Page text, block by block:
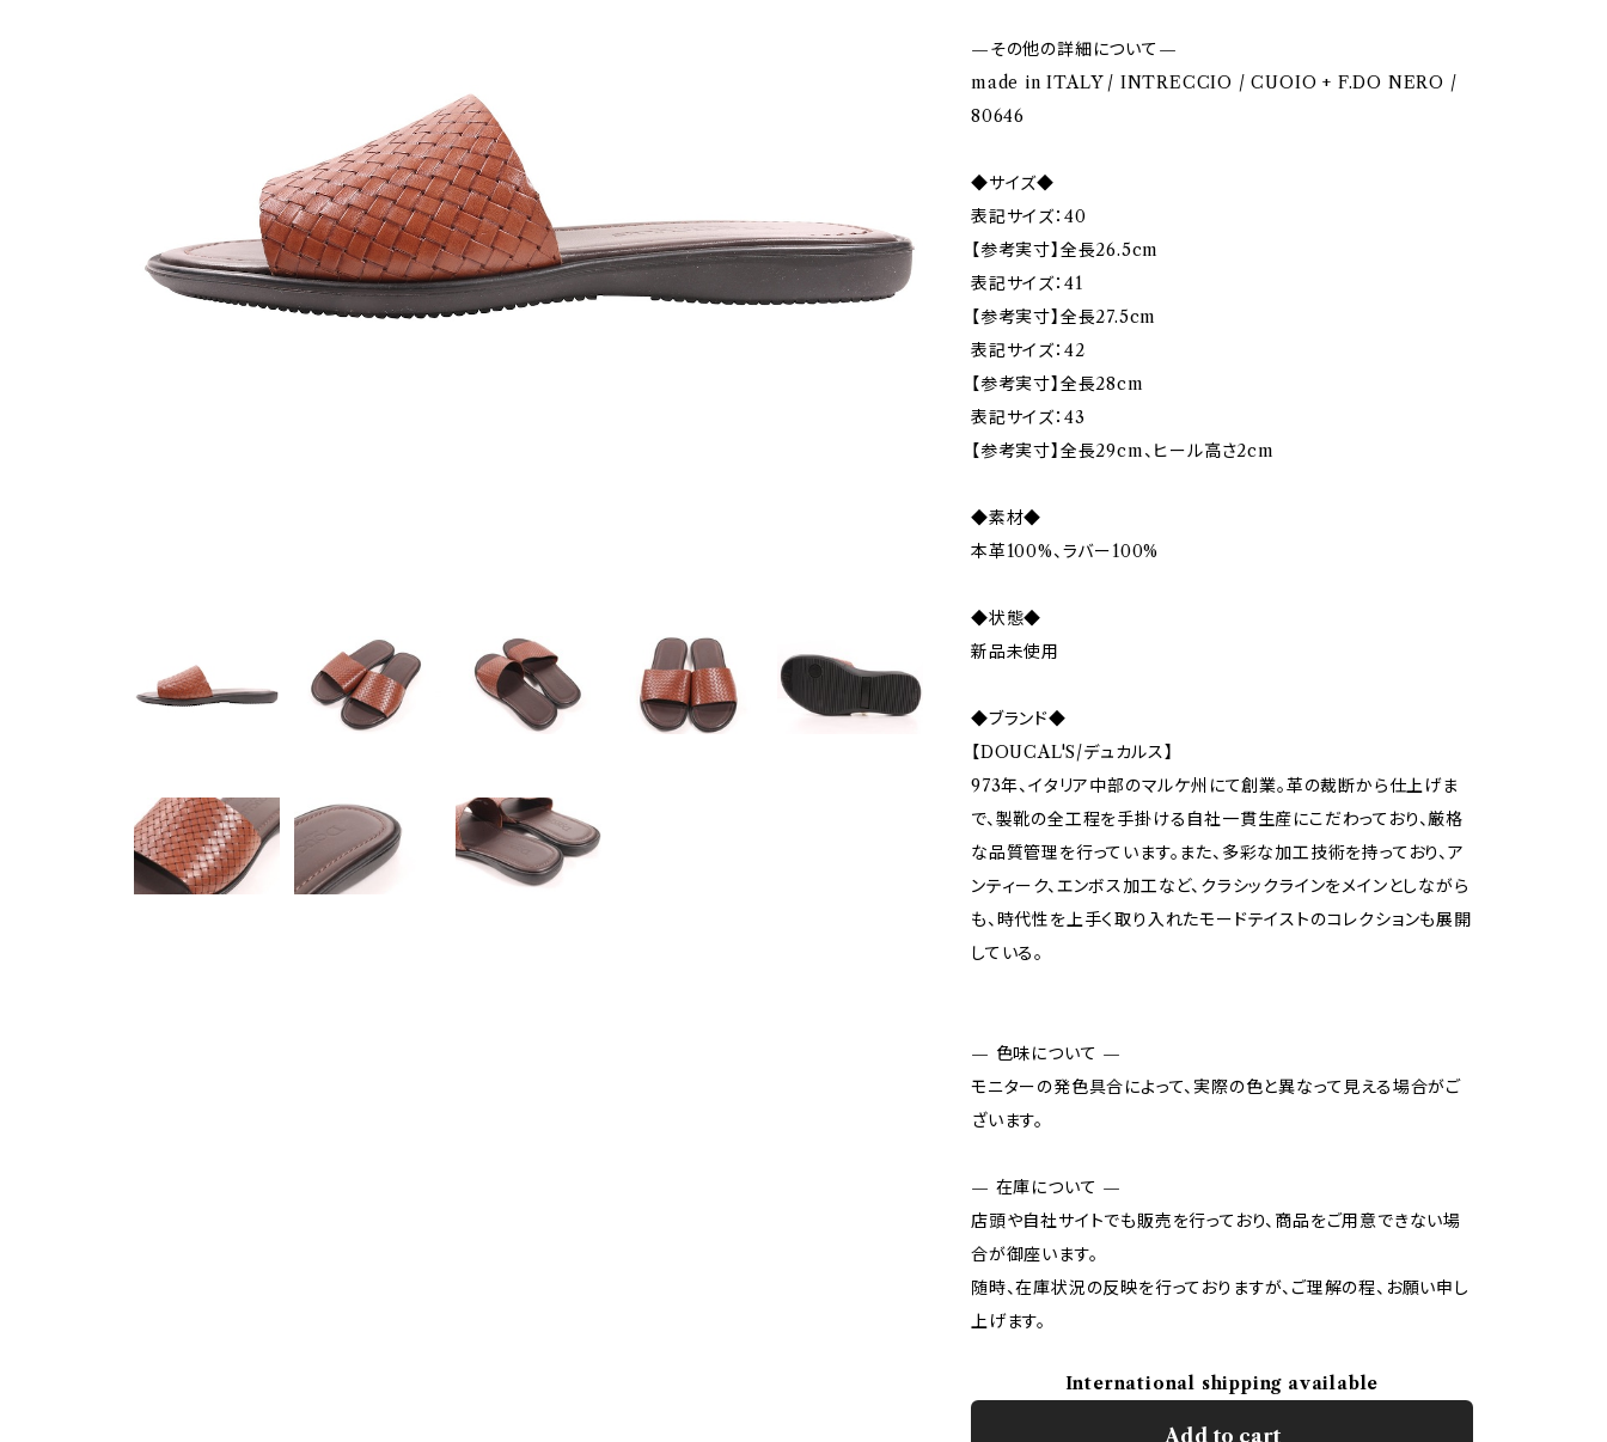
—その他の詳細について—
made in ITALY / INTRECCIO / CUOIO + F.DO NERO /
80646
◆サイズ◆
表記サイズ：40
【参考実寸】全長26.5cm
表記サイズ：41
【参考実寸】全長27.5cm
表記サイズ：42
【参考実寸】全長28cm
表記サイズ：43
【参考実寸】全長29cm、ヒール高さ2cm
◆素材◆
本革100%、ラバー100%
◆状態◆
新品未使用
◆ブランド◆
【DOUCAL'S/デュカルス】
973年、イタリア中部のマルケ州にて創業。革の裁断から仕上げま
で、製靴の全工程を手掛ける自社一貫生産にこだわっており、厳格
な品質管理を行っています。また、多彩な加工技術を持っており、ア
ンティーク、エンボス加工など、クラシックラインをメインとしながら
も、時代性を上手く取り入れたモードテイストのコレクションも展開
している。
— 色味について —
モニターの発色具合によって、実際の色と異なって見える場合がご
ざいます。
— 在庫について —
店頭や自社サイトでも販売を行っており、商品をご用意できない場
合が御座います。
随時、在庫状況の反映を行っておりますが、ご理解の程、お願い申し
上げます。
International shipping available
Add to cart